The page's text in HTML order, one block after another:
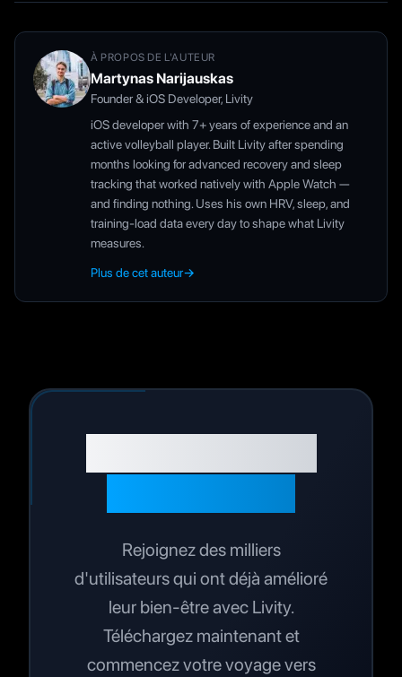
À PROPOS DE L'AUTEUR
Martynas Narijauskas
Founder & iOS Developer, Livity
iOS developer with 7+ years of experience and an
active volleyball player. Built Livity after spending
months looking for advanced recovery and sleep
tracking that worked natively with Apple Watch —
and finding nothing. Uses his own HRV, sleep, and
training-load data every day to shape what Livity
measures.
Plus de cet auteur→
Rejoignez des milliers
d'utilisateurs qui ont déjà amélioré
leur bien-être avec Livity.
Téléchargez maintenant et
commencez votre voyage vers